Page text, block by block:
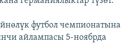
футбол чемпионатына
айлампасы 5-ноябрда